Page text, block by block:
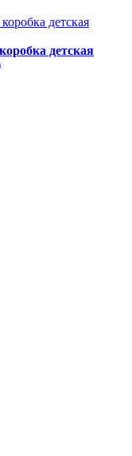
детская